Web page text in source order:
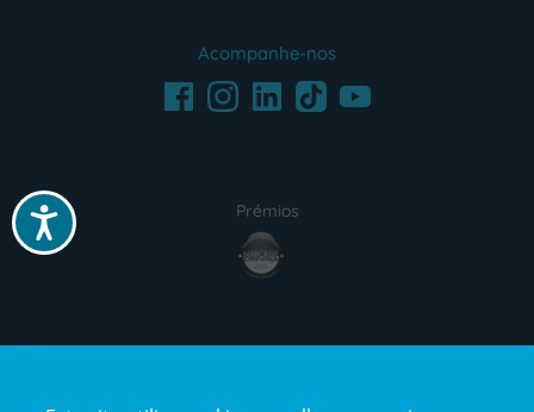
Acessibilidade
Acompanhe-nos
FacebookInstagramLinkedInTikTokYoutube
Prémios
award4